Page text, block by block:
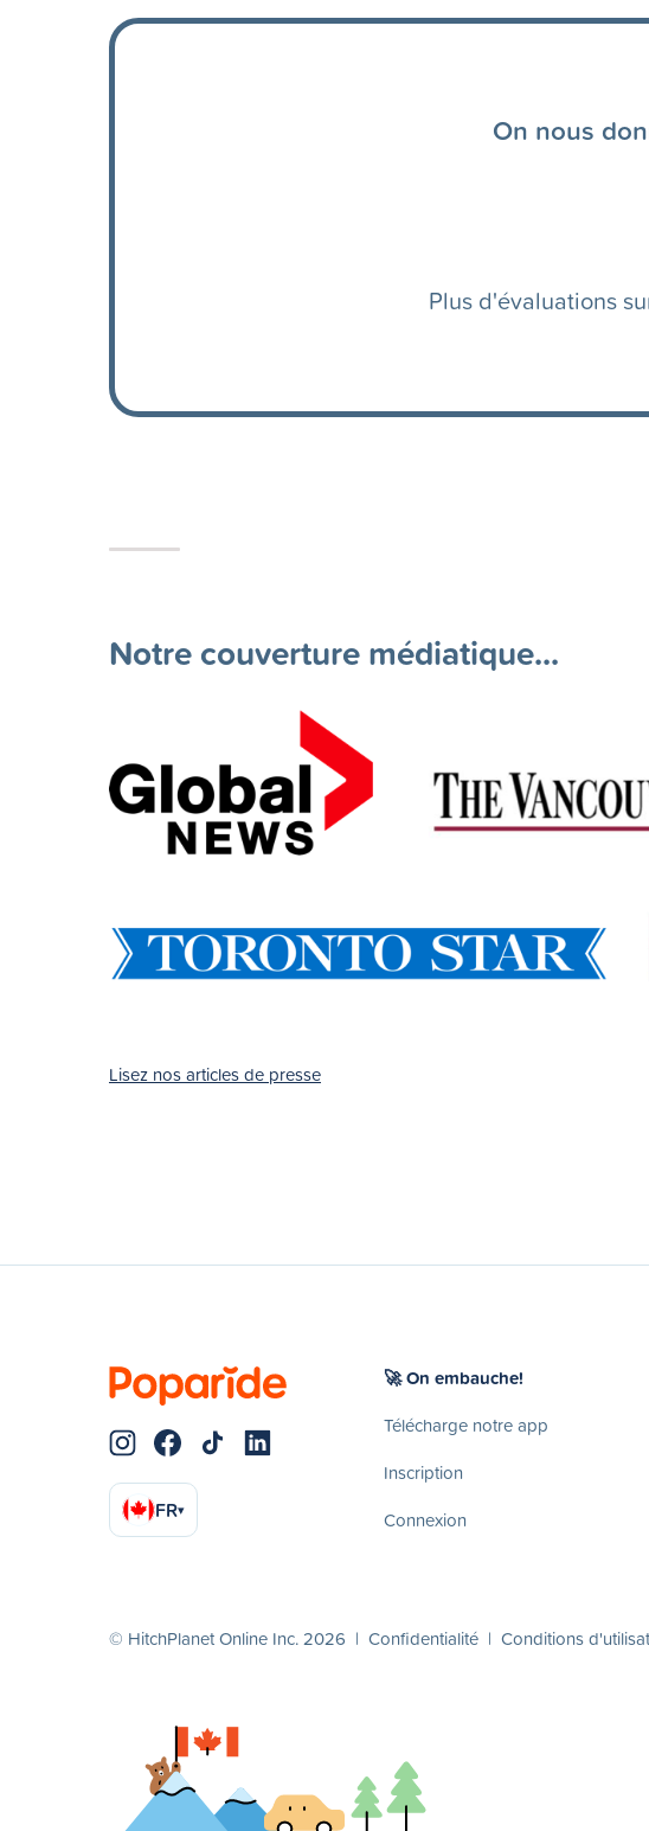
On nous
Plus d'évaluations
Notre couverture médiatique...
Lisez nos articles de presse
FR▾
🚀 On embauche!
Télécharge notre app
Inscription
Connexion
© HitchPlanet Online Inc. 2026 | Confidentialité | Conditions